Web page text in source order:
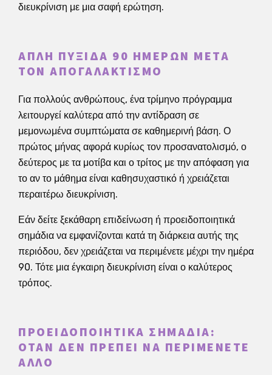
διευκρίνιση με μια σαφή ερώτηση.
ΑΠΛΉ ΠΥΞΊΔΑ 90 ΗΜΕΡΏΝ ΜΕΤΆ
ΤΟΝ ΑΠΟΓΑΛΑΚΤΙΣΜΌ
Για πολλούς ανθρώπους, ένα τρίμηνο πρόγραμμα
λειτουργεί καλύτερα από την αντίδραση σε
μεμονωμένα συμπτώματα σε καθημερινή βάση. Ο
πρώτος μήνας αφορά κυρίως τον προσανατολισμό, ο
δεύτερος με τα μοτίβα και ο τρίτος με την απόφαση για
το αν το μάθημα είναι καθησυχαστικό ή χρειάζεται
περαιτέρω διευκρίνιση.
Εάν δείτε ξεκάθαρη επιδείνωση ή προειδοποιητικά
σημάδια να εμφανίζονται κατά τη διάρκεια αυτής της
περιόδου, δεν χρειάζεται να περιμένετε μέχρι την ημέρα
90. Τότε μια έγκαιρη διευκρίνιση είναι ο καλύτερος
τρόπος.
ΠΡΟΕΙΔΟΠΟΙΗΤΙΚΆ ΣΗΜΆΔΙΑ:
ΌΤΑΝ ΔΕΝ ΠΡΈΠΕΙ ΝΑ ΠΕΡΙΜΈΝΕΤΕ
ΆΛΛΟ